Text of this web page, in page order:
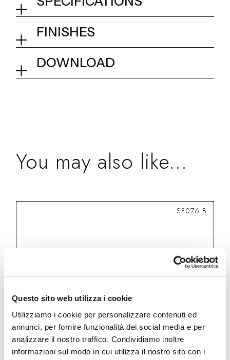
Questo sito web utilizza i cookie
Utilizziamo i cookie per personalizzare contenuti ed
annunci, per fornire funzionalità dei social media e per
analizzare il nostro traffico. Condividiamo inoltre
informazioni sul modo in cui utilizza il nostro sito con i
False ceiling shower head
850x540 mm
Collection Aqua Blue Sound
FINISHES
02Q - Mirror Steel
DOWNLOAD
Tech info
You may also like...
SF076 B